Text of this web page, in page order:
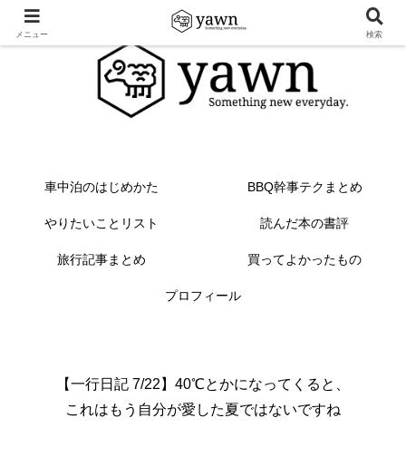
車中泊のはじめかた BBQ幹事テクまとめ
やりたいことリスト 読んだ本の書評
旅行記事まとめ 買ってよかったもの
プロフィール
【一行日記 7/22】40℃とかになってくると、
これはもう自分が愛した夏ではないですね
メニュー 検索